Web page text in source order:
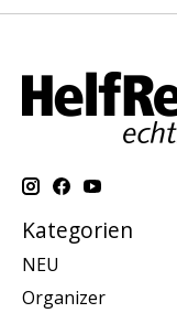
Kategorien
NEU
Organizer